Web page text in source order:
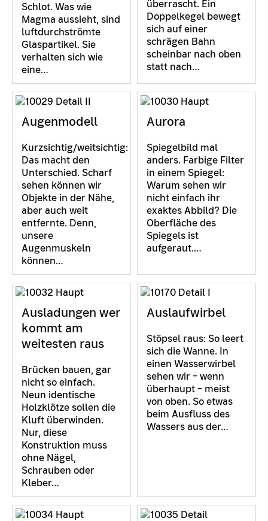
Schlot. Was wie
Magma aussieht, sind
luftdurchströmte
Glaspartikel. Sie
verhalten sich wie
eine…
überrascht. Ein
Doppelkegel bewegt
sich auf einer
schrägen Bahn
scheinbar nach oben
statt nach…
Augenmodell
Kurzsichtig/weitsichtig:
Das macht den
Unterschied. Scharf
sehen können wir
Objekte in der Nähe,
aber auch weit
entfernte. Denn,
unsere
Augenmuskeln
können…
Aurora
Spiegelbild mal
anders. Farbige Filter
in einem Spiegel:
Warum sehen wir
nicht einfach ihr
exaktes Abbild? Die
Oberfläche des
Spiegels ist
aufgeraut.…
Ausladungen wer
kommt am
weitesten raus
Brücken bauen, gar
nicht so einfach.
Neun identische
Holzklötze sollen die
Kluft überwinden.
Nur, diese
Konstruktion muss
ohne Nägel,
Schrauben oder
Kleber…
Auslaufwirbel
Stöpsel raus: So leert
sich die Wanne. In
einen Wasserwirbel
sehen wir – wenn
überhaupt – meist
von oben. So etwas
beim Ausfluss des
Wassers aus der…